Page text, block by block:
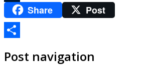
TumblrShare Post
有
Post navigation